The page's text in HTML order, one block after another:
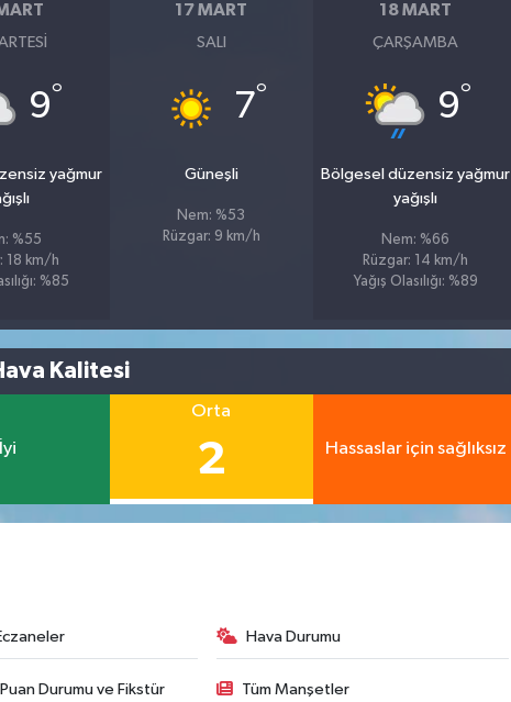
9°
yağmur
%55
18 km/h
%85
17 MART
SALI
7°
Güneşli
Nem: %53
Rüzgar: 9 km/h
18 MART
ÇARŞAMBA
9°
Bölgesel düzensiz yağmur
yağışlı
Nem: %66
Rüzgar: 14 km/h
Yağış Olasılığı: %89
Kalitesi
İyi
Orta
2 Hassaslar için sağlıksız
Hava Durumu
Durumu ve Fikstür Tüm Manşetler